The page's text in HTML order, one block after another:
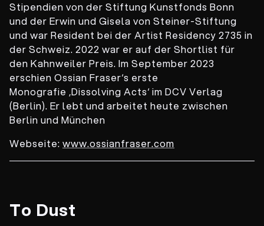
Stipendien von der Stiftung Kunstfonds Bonn
und der Erwin und Gisela von Steiner-Stiftung
und war Resident bei der Artist Residency 2735 in
der Schweiz. 2022 war er auf der Shortlist für
den Kahnweiler Preis. Im September 2023
erschien Ossian Fraser‘s erste
Monografie ‚Dissolving Acts‘ im DCV Verlag
(Berlin). Er lebt und arbeitet heute zwischen
Berlin und München
Webseite: www.ossianfraser.com
To Dust